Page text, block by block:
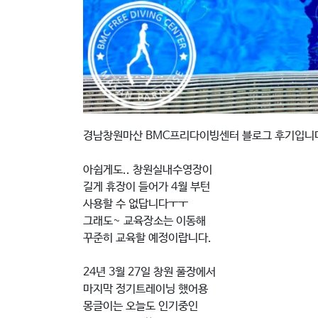
경남창원마산 BMC프리다이빙센터 블로그 후기입니
아쉽게도.. 창원실내수영장이
길게 휴장이 들어가 4월 부턴
사용할 수 없답니다ㅜㅜ
그래도~ 교육장소는 이동해
꾸준히 교육할 예정이랍니다.
24년 3월 27일 창원 풀장에서
마지막 정기트레이닝 했어용
몽글이는 오늘도 인기중인